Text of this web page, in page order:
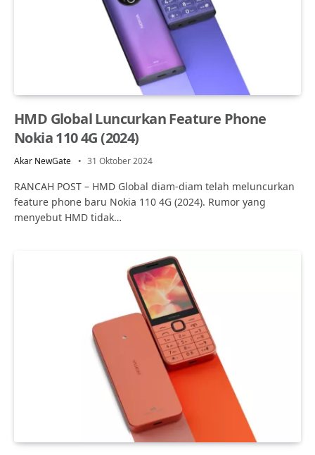
HMD Global Luncurkan Feature Phone
Nokia 110 4G (2024)
Akar NewGate 31 Oktober 2024
RANCAH POST – HMD Global diam-diam telah meluncurkan
feature phone baru Nokia 110 4G (2024). Rumor yang
menyebut HMD tidak…